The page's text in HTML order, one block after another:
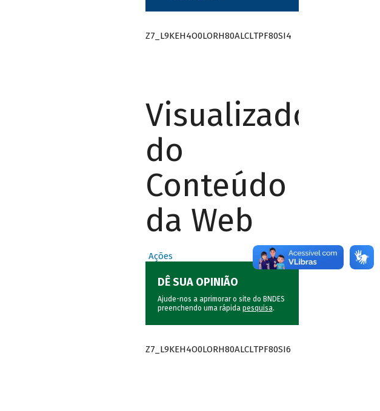
Z7_L9KEH4O0LORH80ALCLTPF80SI4
Visualizador
do
Conteúdo
da Web
Ações
DÊ SUA OPINIÃO
Ajude-nos a aprimorar o site do BNDES
preenchendo uma rápida pesquisa.
Z7_L9KEH4O0LORH80ALCLTPF80SI6